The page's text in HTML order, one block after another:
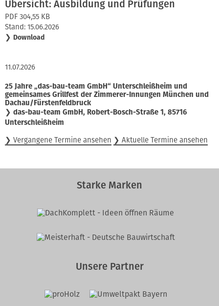
Übersicht: Ausbildung und Prüfungen
PDF 304,55 KB
Stand: 15.06.2026
❯ Download
11.07.2026
25 Jahre „das-bau-team GmbH“ Unterschleißheim und
gemeinsames Grillfest der Zimmerer-Innungen München und
Dachau/Fürstenfeldbruck
❯ das-bau-team GmbH, Robert-Bosch-Straße 1, 85716
Unterschleißheim
❯ Vergangene Termine ansehen ❯ Aktuelle Termine ansehen
Starke Marken
Unsere Partner